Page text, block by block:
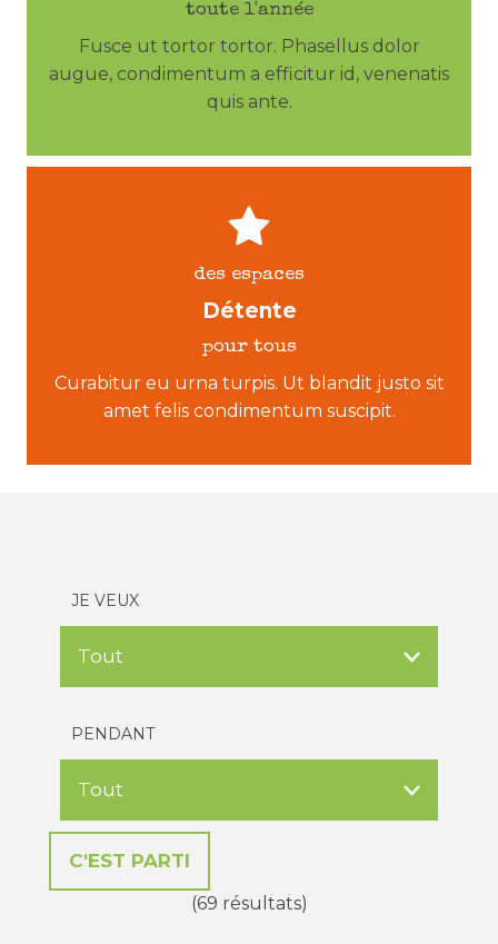
toute l'année
Fusce ut tortor tortor. Phasellus dolor
augue, condimentum a efficitur id, venenatis
quis ante.
des espaces
Détente
pour tous
Curabitur eu urna turpis. Ut blandit justo sit
amet felis condimentum suscipit.
JE VEUX
PENDANT
(69 résultats)